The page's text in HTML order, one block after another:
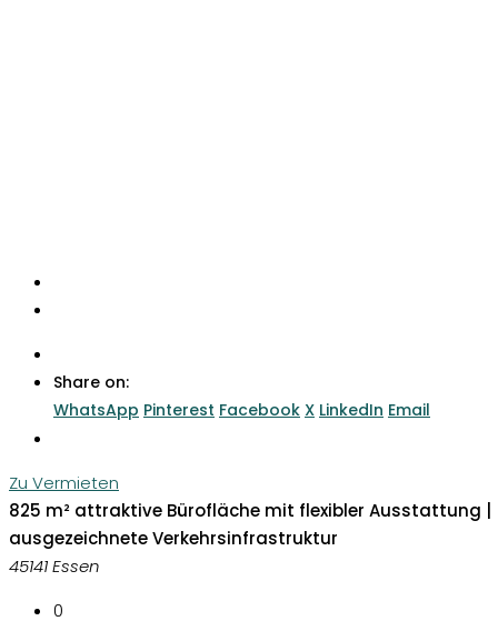
Share on:
WhatsApp Pinterest Facebook X LinkedIn Email
Zu Vermieten
825 m² attraktive Bürofläche mit flexibler Ausstattung |
ausgezeichnete Verkehrsinfrastruktur
45141 Essen
0